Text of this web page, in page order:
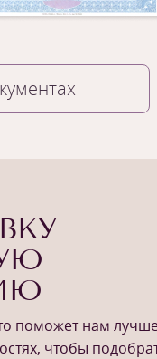
поможет нам
чтобы